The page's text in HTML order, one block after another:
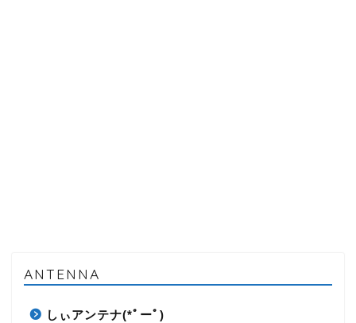
ANTENNA
しぃアンテナ(*ﾟーﾟ)